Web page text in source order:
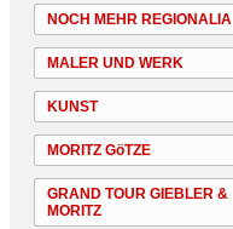
NOCH MEHR REGIONALIA
MALER UND WERK
KUNST
MORITZ GöTZE
GRAND TOUR GIEBLER &
MORITZ